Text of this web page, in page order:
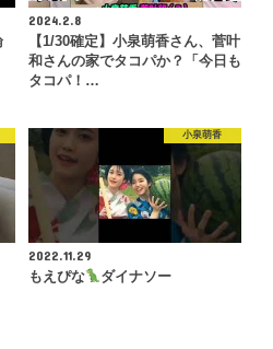
2024.2.8
【1/30確定】小泉萌香さん、菅叶
和さんの家でタコパか？「今日も
タコパ！…
小泉萌香
2022.11.29
もえぴな
ダイナソー